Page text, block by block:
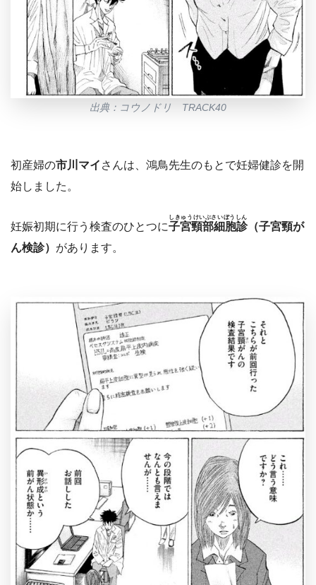
出典：コウノドリ TRACK40
初産婦の市川マイ さんは、鴻鳥先生のもとで妊婦健診を開
始しました。
妊娠初期に行う検査のひとつに子宮頸部細胞診
しきゅうけいぶさいぼうしん
（子宮頸が
ん検診） があります。